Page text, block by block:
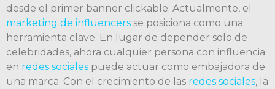
desde el primer banner clickable. Actualmente, el
marketing de influencers se posiciona como una
herramienta clave. En lugar de depender solo de
celebridades, ahora cualquier persona con influencia
en redes sociales puede actuar como embajadora de
una marca. Con el crecimiento de las redes sociales, la